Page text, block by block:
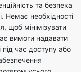
час доступу або
усього
зміни